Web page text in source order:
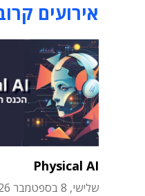
אירועים
Physical AI
שלישי, 8 בספטמבר 2026